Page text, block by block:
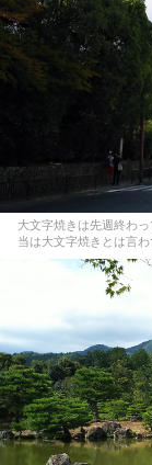
大文字焼きは先週終わ
当は大文字焼きとは言